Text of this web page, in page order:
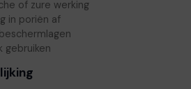
of zure werking
in poriën af
gebruiken